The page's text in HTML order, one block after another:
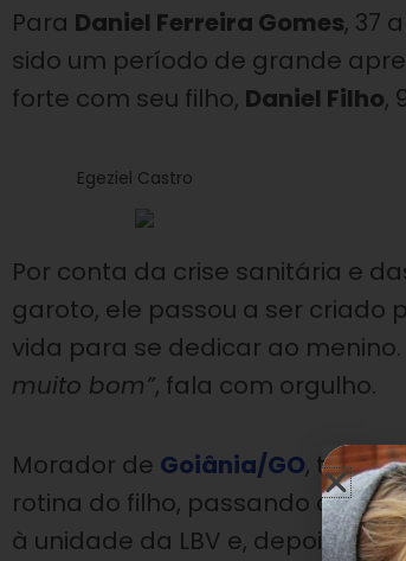
Para Daniel Ferreira Gomes, 37
sido um período de grande
forte com seu filho, Daniel Filho,
Egeziel Castro
Por conta da crise sanitária e
garoto, ele passou a ser criado
vida para se dedicar ao menino.
muito bom”, fala com orgulho.
Morador de Goiânia/GO, teve
rotina do filho, passando a
à unidade da LBV e, depois, no